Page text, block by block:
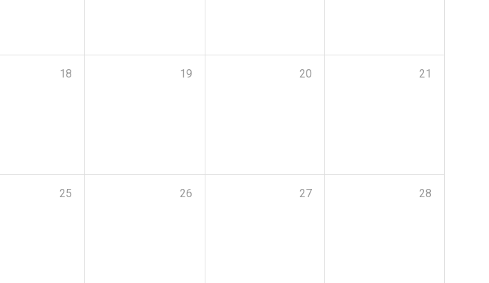
18 19 20 21
25 26 27 28